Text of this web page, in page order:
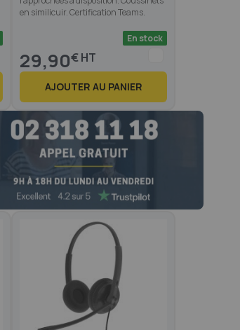
en similicuir. Certification Teams.
En stock
29,90€
AJOUTER AU PANIER